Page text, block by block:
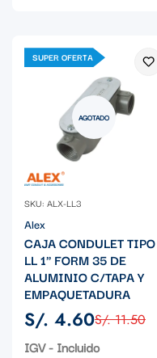
SUPER OFERTA
AGOTADO
SKU: ALX-LL3
Alex
CAJA CONDULET TIPO
LL 1" FORM 35 DE
ALUMINIO C/TAPA Y
EMPAQUETADURA
Precio
de
S/. 4.60
Precio
regular
S/. 11.50
IGV - Incluido